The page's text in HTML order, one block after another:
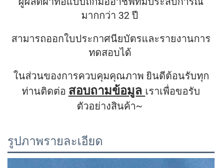
มากกว่า 32 ปี
สามารถออกใบประกาศนียบัตรและรายงานการ
ทดสอบได้
ในส่วนของการควบคุมคุณภาพ ยินดีต้อนรับทุก
ท่านติดต่อ สอบถามข้อมูล เราเพื่อขอรับ
ตัวอย่างสินค้า~
รูปภาพรายละเอียด